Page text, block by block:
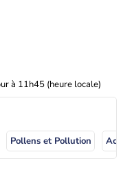
à 11h45 (heure locale)
Pollens et Pollution